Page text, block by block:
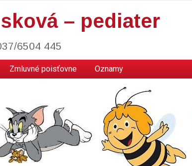
– pediater
6504 445
Zmluvné poisťovne Oznamy